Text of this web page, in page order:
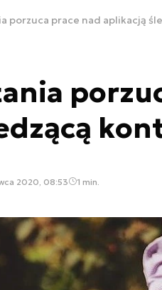
porzuca prace nad aplikacją
2020, 08:53 1 min.